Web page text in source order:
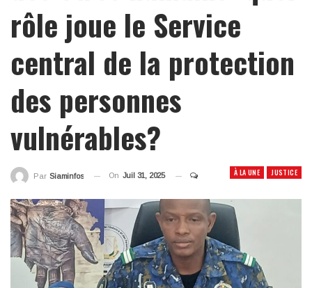
rôle joue le Service
central de la protection
des personnes
vulnérables?
À LA UNE JUSTICE
Par Siaminfos On Juil 31, 2025